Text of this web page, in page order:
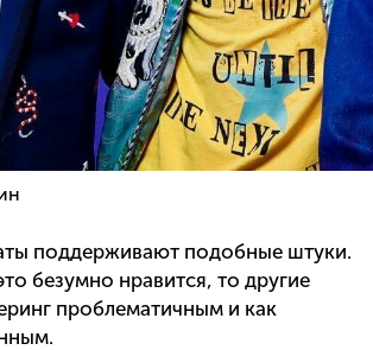
поддерживают подобные штуки.
безумно нравится, то другие
проблематичным и как